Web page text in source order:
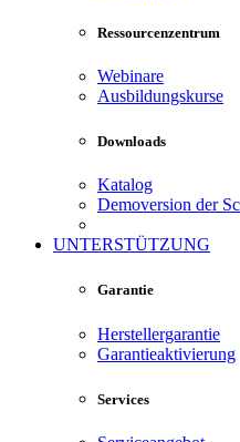
Ressourcenzentrum
Webinare
Ausbildungskurse
Downloads
Katalog
Demoversion der
UNTERSTÜTZUNG
Garantie
Herstellergarantie
Garantieaktivierung
Services